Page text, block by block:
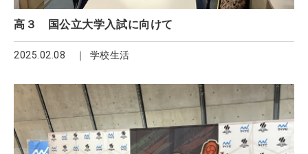
高３ 国公立大学入試に向けて
2025.02.08 学校生活